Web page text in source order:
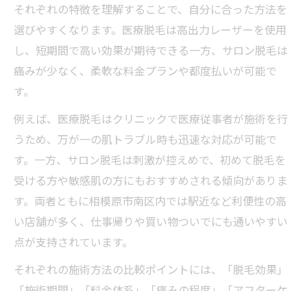
それぞれの特徴を理解することで、自分に合った方法を
選びやすくなります。医療脱毛は高出力レーザーを使用
し、短期間で高い効果が期待できる一方、サロン脱毛は
痛みが少なく、柔軟な料金プランや都度払いが可能で
す。
例えば、医療脱毛はクリニックで医療従事者が施術を行
うため、万が一の肌トラブル時も迅速な対応が可能で
す。一方、サロン脱毛は刺激が控えめで、初めて脱毛を
受ける方や敏感肌の方にもおすすめされる傾向がありま
す。両者ともに相模原市南区内では駅近など利便性の高
い店舗が多く、仕事帰りや買い物ついでにも通いやすい
点が支持されています。
それぞれの施術方法の比較ポイントには、「脱毛効果」